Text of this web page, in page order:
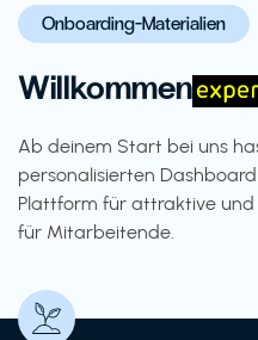
Onboarding-Materialien
Willkommen
Ab deinem Start bei uns
personalisierten
Plattform für attraktive
für Mitarbeitende.